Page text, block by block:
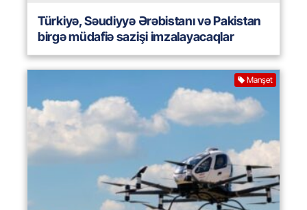
Türkiyə, Səudiyyə Ərəbistanı və Pakistan
birgə müdafiə sazişi imzalayacaqlar
Manşet